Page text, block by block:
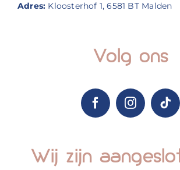
Adres: Kloosterhof 1, 6581 BT Malden
Volg ons
Wij zijn